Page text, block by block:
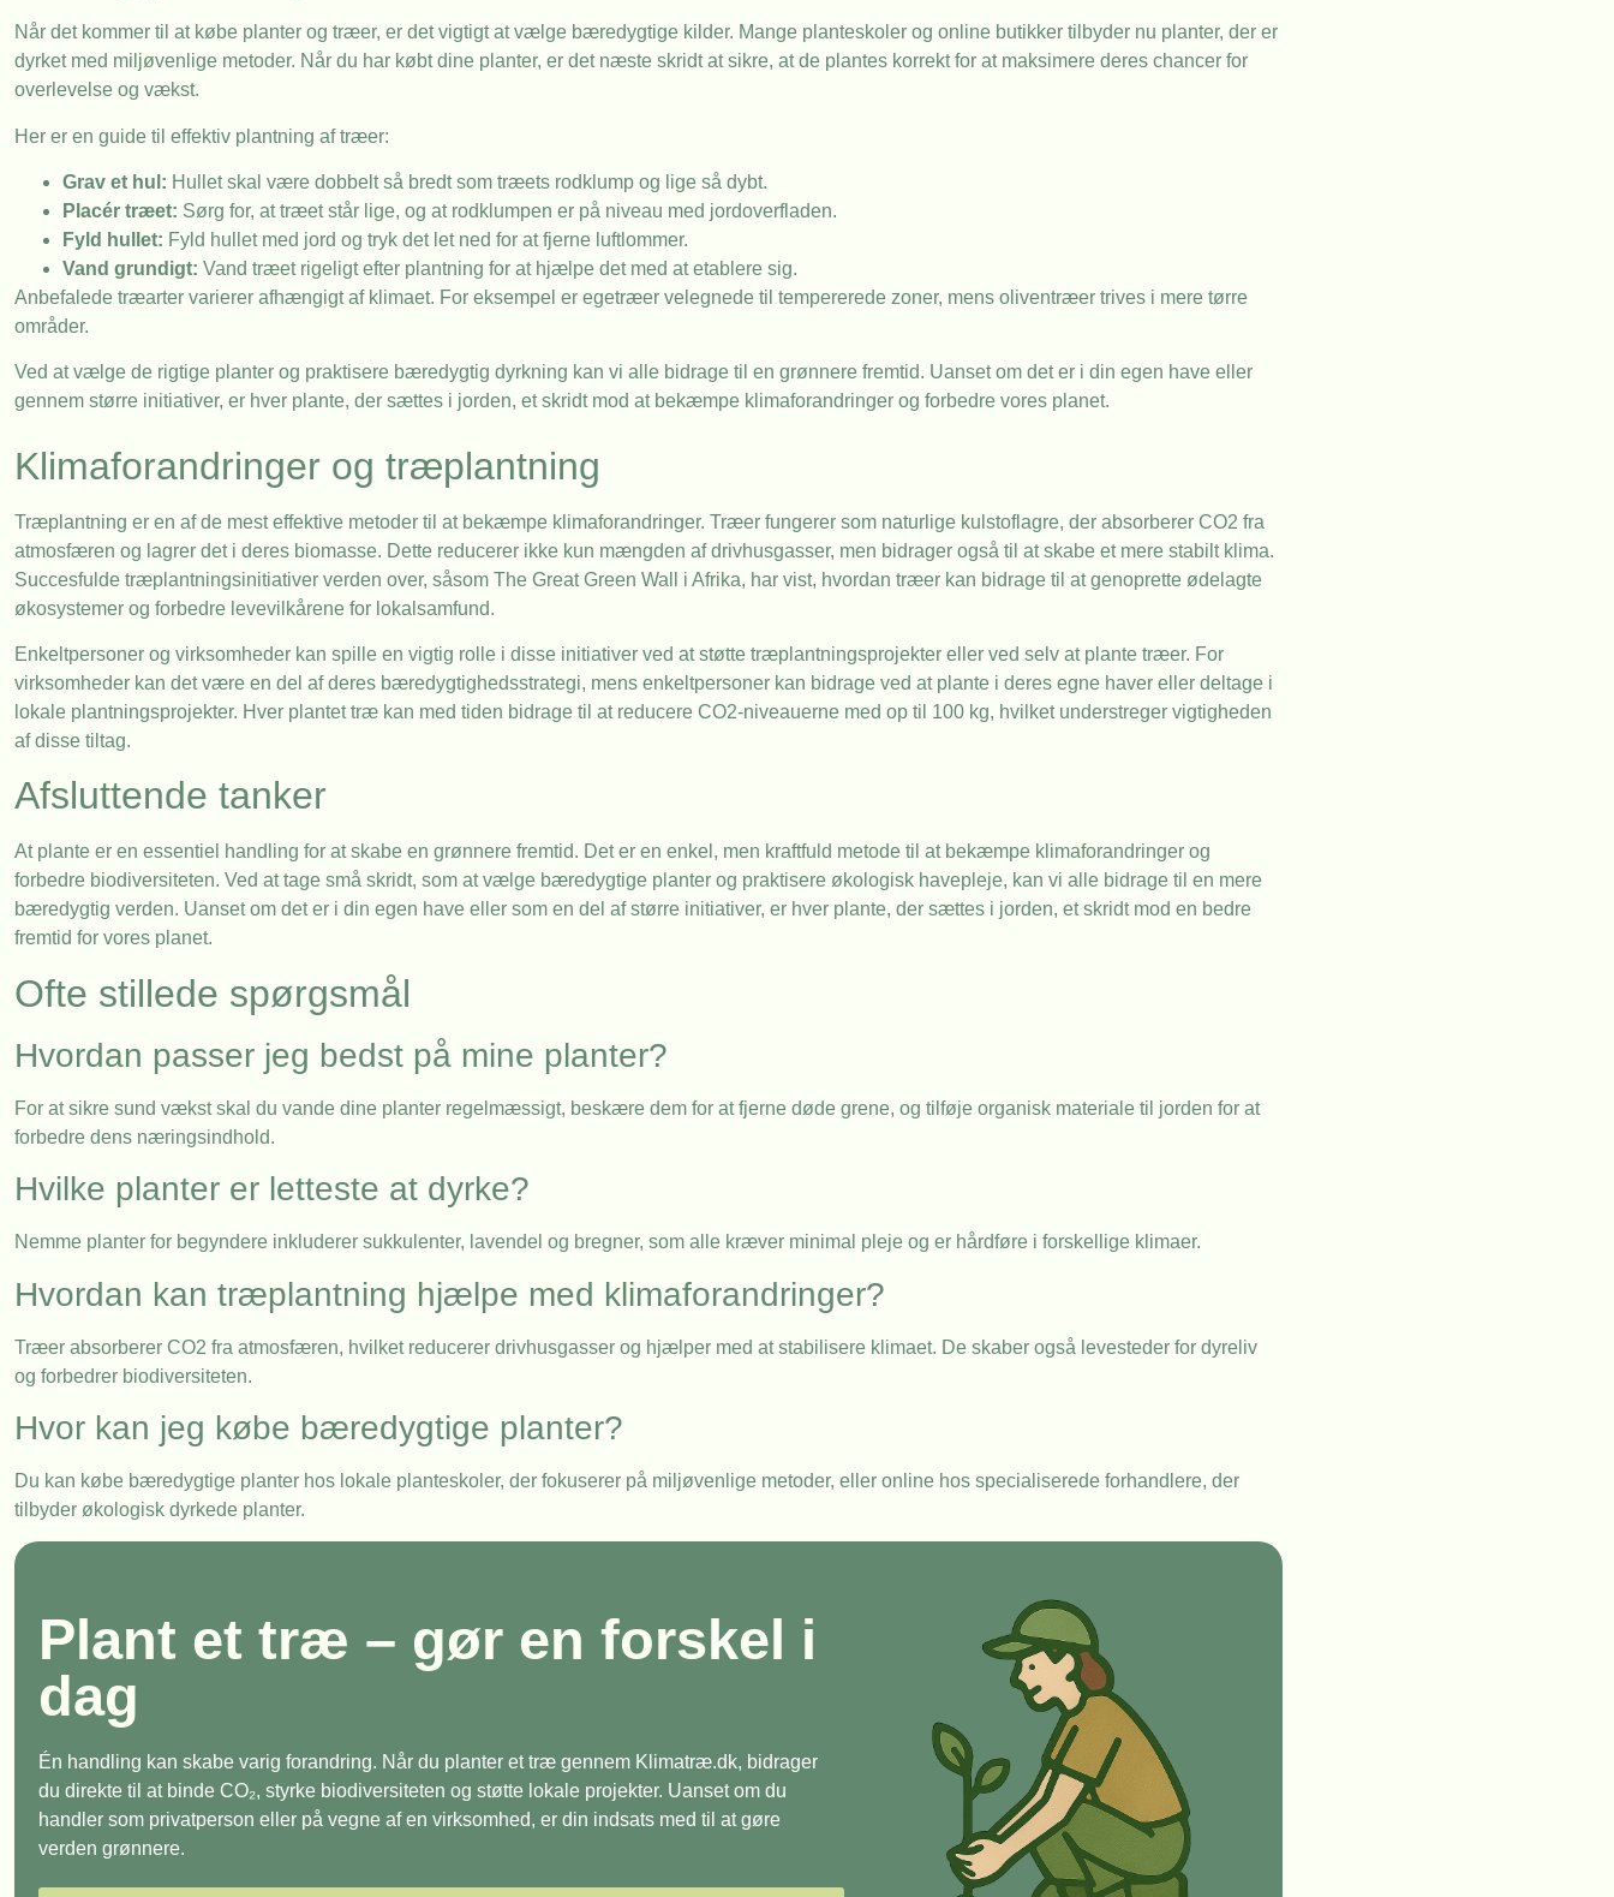
Når det kommer til at købe planter og træer, er det vigtigt at vælge bæredygtige kilder. Mange planteskoler og online butikker tilbyder nu planter, der er
dyrket med miljøvenlige metoder. Når du har købt dine planter, er det næste skridt at sikre, at de plantes korrekt for at maksimere deres chancer for
overlevelse og vækst.
Her er en guide til effektiv plantning af træer:
Grav et hul: Hullet skal være dobbelt så bredt som træets rodklump og lige så dybt.
Placér træet: Sørg for, at træet står lige, og at rodklumpen er på niveau med jordoverfladen.
Fyld hullet: Fyld hullet med jord og tryk det let ned for at fjerne luftlommer.
Vand grundigt: Vand træet rigeligt efter plantning for at hjælpe det med at etablere sig.
Anbefalede træarter varierer afhængigt af klimaet. For eksempel er egetræer velegnede til tempererede zoner, mens oliventræer trives i mere tørre
områder.
Ved at vælge de rigtige planter og praktisere bæredygtig dyrkning kan vi alle bidrage til en grønnere fremtid. Uanset om det er i din egen have eller
gennem større initiativer, er hver plante, der sættes i jorden, et skridt mod at bekæmpe klimaforandringer og forbedre vores planet.
Klimaforandringer og træplantning
Træplantning er en af de mest effektive metoder til at bekæmpe klimaforandringer. Træer fungerer som naturlige kulstoflagre, der absorberer CO2 fra
atmosfæren og lagrer det i deres biomasse. Dette reducerer ikke kun mængden af drivhusgasser, men bidrager også til at skabe et mere stabilt klima.
Succesfulde træplantningsinitiativer verden over, såsom The Great Green Wall i Afrika, har vist, hvordan træer kan bidrage til at genoprette ødelagte
økosystemer og forbedre levevilkårene for lokalsamfund.
Enkeltpersoner og virksomheder kan spille en vigtig rolle i disse initiativer ved at støtte træplantningsprojekter eller ved selv at plante træer. For
virksomheder kan det være en del af deres bæredygtighedsstrategi, mens enkeltpersoner kan bidrage ved at plante i deres egne haver eller deltage i
lokale plantningsprojekter. Hver plantet træ kan med tiden bidrage til at reducere CO2-niveauerne med op til 100 kg, hvilket understreger vigtigheden
af disse tiltag.
Afsluttende tanker
At plante er en essentiel handling for at skabe en grønnere fremtid. Det er en enkel, men kraftfuld metode til at bekæmpe klimaforandringer og
forbedre biodiversiteten. Ved at tage små skridt, som at vælge bæredygtige planter og praktisere økologisk havepleje, kan vi alle bidrage til en mere
bæredygtig verden. Uanset om det er i din egen have eller som en del af større initiativer, er hver plante, der sættes i jorden, et skridt mod en bedre
fremtid for vores planet.
Ofte stillede spørgsmål
Hvordan passer jeg bedst på mine planter?
For at sikre sund vækst skal du vande dine planter regelmæssigt, beskære dem for at fjerne døde grene, og tilføje organisk materiale til jorden for at
forbedre dens næringsindhold.
Hvilke planter er letteste at dyrke?
Nemme planter for begyndere inkluderer sukkulenter, lavendel og bregner, som alle kræver minimal pleje og er hårdføre i forskellige klimaer.
Hvordan kan træplantning hjælpe med klimaforandringer?
Træer absorberer CO2 fra atmosfæren, hvilket reducerer drivhusgasser og hjælper med at stabilisere klimaet. De skaber også levesteder for dyreliv
og forbedrer biodiversiteten.
Hvor kan jeg købe bæredygtige planter?
Du kan købe bæredygtige planter hos lokale planteskoler, der fokuserer på miljøvenlige metoder, eller online hos specialiserede forhandlere, der
tilbyder økologisk dyrkede planter.
Plant et træ – gør en forskel i
dag
Én handling kan skabe varig forandring. Når du planter et træ gennem Klimatræ.dk, bidrager
du direkte til at binde CO₂, styrke biodiversiteten og støtte lokale projekter. Uanset om du
handler som privatperson eller på vegne af en virksomhed, er din indsats med til at gøre
verden grønnere.